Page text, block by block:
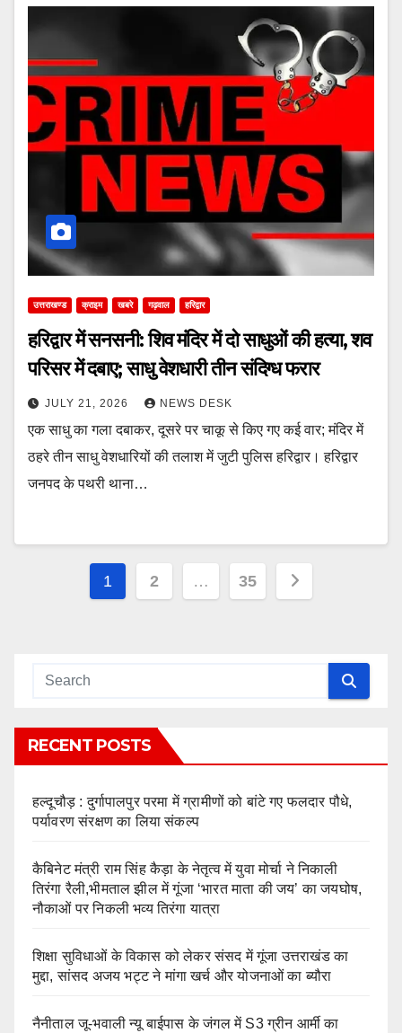
उत्तराखण्ड क्राइम खबरे गढ़वाल हरिद्वार
हरिद्वार में सनसनी: शिव मंदिर में दो साधुओं की हत्या, शव
परिसर में दबाए; साधु वेशधारी तीन संदिग्ध फरार
JULY 21, 2026 NEWS DESK
एक साधु का गला दबाकर, दूसरे पर चाकू से किए गए कई वार; मंदिर में
ठहरे तीन साधु वेशधारियों की तलाश में जुटी पुलिस हरिद्वार। हरिद्वार
जनपद के पथरी थाना…
Posts
1 2 … 35
RECENT POSTS
हल्दूचौड़ : दुर्गापालपुर परमा में ग्रामीणों को बांटे गए फलदार पौधे,
पर्यावरण संरक्षण का लिया संकल्प
कैबिनेट मंत्री राम सिंह कैड़ा के नेतृत्व में युवा मोर्चा ने निकाली
तिरंगा रैली,भीमताल झील में गूंजा ‘भारत माता की जय’ का जयघोष,
नौकाओं पर निकली भव्य तिरंगा यात्रा
शिक्षा सुविधाओं के विकास को लेकर संसद में गूंजा उत्तराखंड का
मुद्दा, सांसद अजय भट्ट ने मांगा खर्च और योजनाओं का ब्यौरा
नैनीताल जू-भवाली न्यू बाईपास के जंगल में S3 ग्रीन आर्मी का